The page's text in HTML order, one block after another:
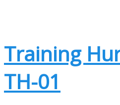
Training
TH-01